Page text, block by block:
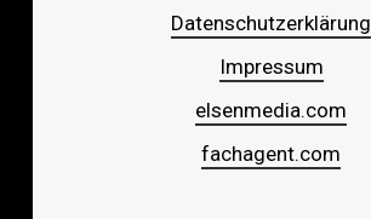
Datenschutzerklärung
Impressum
elsenmedia.com
fachagent.com